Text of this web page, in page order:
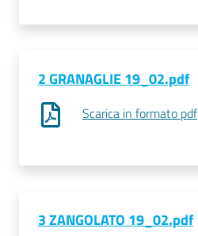
2 GRANAGLIE 19_02.pdf
Scarica in formato pdf
3 ZANGOLATO 19_02.pdf